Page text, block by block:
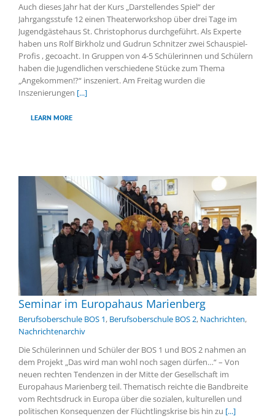
Auch dieses Jahr hat der Kurs „Darstellendes Spiel“ der
Jahrgangsstufe 12 einen Theaterworkshop über drei Tage im
Jugendgästehaus St. Christophorus durchgeführt. Als Experte
haben uns Rolf Birkholz und Gudrun Schnitzer zwei Schauspiel-
Profis , gecoacht. In Gruppen von 4-5 Schülerinnen und Schülern
haben die Jugendlichen verschiedene Stücke zum Thema
„Angekommen!?“ inszeniert. Am Freitag wurden die
Inszenierungen [...]
LEARN MORE
Seminar im Europahaus Marienberg
Berufsoberschule BOS 1, Berufsoberschule BOS 2, Nachrichten,
Nachrichtenarchiv
Die Schülerinnen und Schüler der BOS 1 und BOS 2 nahmen an
dem Projekt „Das wird man wohl noch sagen dürfen…“ – Von
neuen rechten Tendenzen in der Mitte der Gesellschaft im
Europahaus Marienberg teil. Thematisch reichte die Bandbreite
vom Rechtsdruck in Europa über die sozialen, kulturellen und
politischen Konsequenzen der Flüchtlingskrise bis hin zu [...]